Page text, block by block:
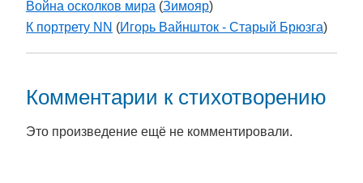
Война осколков мира (Зимояр)
К портрету NN (Игорь Вайншток - Старый Брюзга)
Комментарии к стихотворению
Это произведение ещё не комментировали.